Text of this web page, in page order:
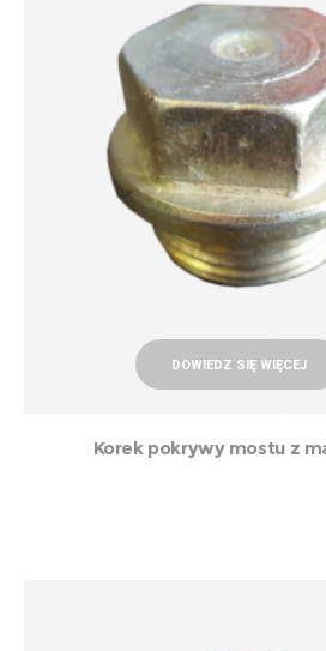
DOWIEDZ SIĘ WIĘCEJ
Korek pokrywy mostu z